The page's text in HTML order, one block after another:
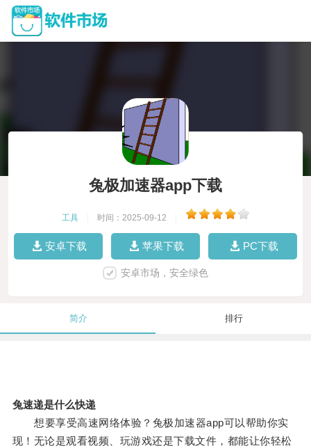
兔极加速器app下载
工具 时间：2025-09-12
安卓下载 苹果下载 PC下载
安卓市场，安全绿色
简介 排行
兔速递是什么快递
想要享受高速网络体验？兔极加速器app可以帮助你实
现！无论是观看视频、玩游戏还是下载文件，都能让你轻松